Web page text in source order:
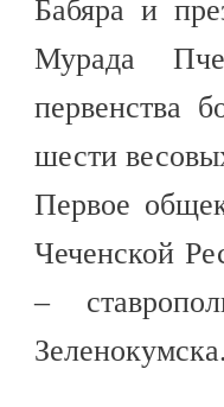
Бабяра и
Мурада
первенства
шести
Первое
Чеченской
–
Зеленокумска.